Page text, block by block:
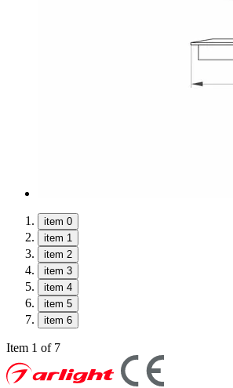
item 0
item 1
item 2
item 3
item 4
item 5
item 6
Item 1 of 7